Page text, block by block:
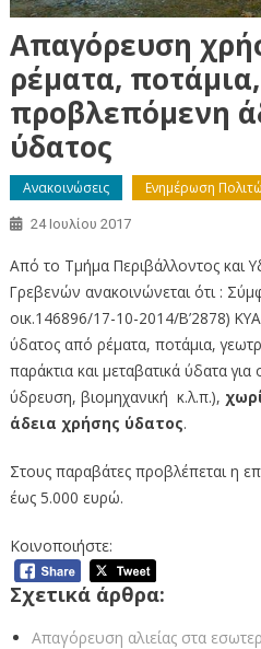
Απαγόρευση
ρέματα,
προβλεπόμενη
ύδατος
Ανακοινώσεις Ενημέρωση
24 Ιουλίου 2017
Από το Τμήμα Περιβάλλοντος και
Γρεβενών ανακοινώνεται ότι :
οικ.146896/17-10-2014/Β’2878)
ύδατος από ρέματα, ποτάμια,
παράκτια και μεταβατικά ύδατα
ύδρευση, βιομηχανική κ.λ.π.),
άδεια χρήσης ύδατος.
Στους παραβάτες προβλέπεται η
έως 5.000 ευρώ.
Κοινοποιήστε:
Σχετικά άρθρα:
Απαγόρευση αλιείας στα